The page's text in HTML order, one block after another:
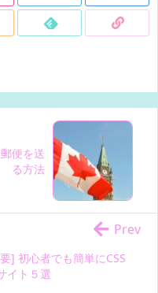
便を送
る方法
] 初心者でも簡単にCSS
イト５選
Prev